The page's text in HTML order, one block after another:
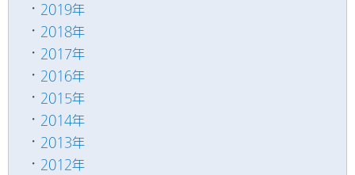
2019年
2018年
2017年
2016年
2015年
2014年
2013年
2012年